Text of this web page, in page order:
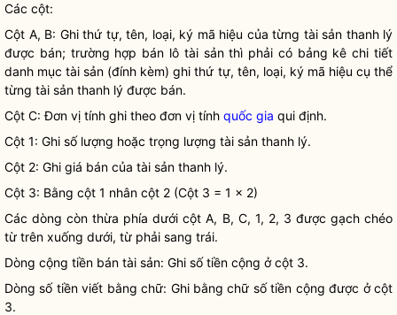
Các cột:
Cột A, B: Ghi thứ tự, tên, loại, ký mã hiệu của từng tài sản thanh lý
được bán; trường hợp bán lô tài sản thì phải có bảng kê chi tiết
danh mục tài sản (đính kèm) ghi thứ tự, tên, loại, ký mã hiệu cụ thể
từng tài sản thanh lý được bán.
Cột C: Đơn vị tính ghi theo đơn vị tính quốc gia qui định.
Cột 1: Ghi số lượng hoặc trọng lượng tài sản thanh lý.
Cột 2: Ghi giá bán của tài sản thanh lý.
Cột 3: Bằng cột 1 nhân cột 2 (Cột 3 = 1 x 2)
Các dòng còn thừa phía dưới cột A, B, C, 1, 2, 3 được gạch chéo
từ trên xuống dưới, từ phải sang trái.
Dòng cộng tiền bán tài sản: Ghi số tiền cộng ở cột 3.
Dòng số tiền viết bằng chữ: Ghi bằng chữ số tiền cộng được ở cột
3.